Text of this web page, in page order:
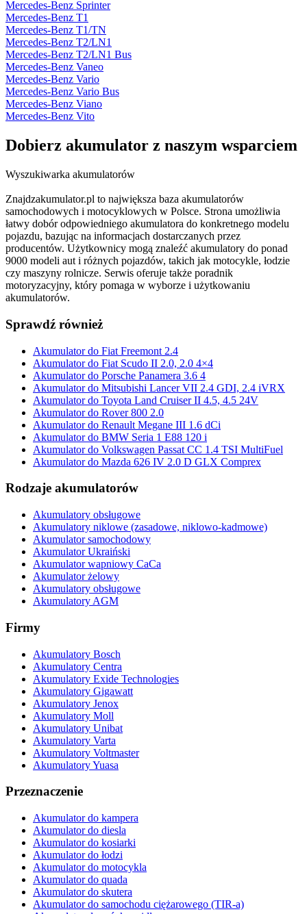
Mercedes-Benz Sprinter
Mercedes-Benz T1
Mercedes-Benz T1/TN
Mercedes-Benz T2/LN1
Mercedes-Benz T2/LN1 Bus
Mercedes-Benz Vaneo
Mercedes-Benz Vario
Mercedes-Benz Vario Bus
Mercedes-Benz Viano
Mercedes-Benz Vito
Dobierz akumulator z naszym wsparciem
Wyszukiwarka akumulatorów
Znajdzakumulator.pl to największa baza akumulatorów
samochodowych i motocyklowych w Polsce. Strona umożliwia
łatwy dobór odpowiedniego akumulatora do konkretnego modelu
pojazdu, bazując na informacjach dostarczanych przez
producentów. Użytkownicy mogą znaleźć akumulatory do ponad
9000 modeli aut i różnych pojazdów, takich jak motocykle, łodzie
czy maszyny rolnicze. Serwis oferuje także poradnik
motoryzacyjny, który pomaga w wyborze i użytkowaniu
akumulatorów.
Sprawdź również
Akumulator do Fiat Freemont 2.4
Akumulator do Fiat Scudo II 2.0, 2.0 4×4
Akumulator do Porsche Panamera 3.6 4
Akumulator do Mitsubishi Lancer VII 2.4 GDI, 2.4 iVRX
Akumulator do Toyota Land Cruiser II 4.5, 4.5 24V
Akumulator do Rover 800 2.0
Akumulator do Renault Megane III 1.6 dCi
Akumulator do BMW Seria 1 E88 120 i
Akumulator do Volkswagen Passat CC 1.4 TSI MultiFuel
Akumulator do Mazda 626 IV 2.0 D GLX Comprex
Rodzaje akumulatorów
Akumulatory obsługowe
Akumulatory niklowe (zasadowe, niklowo-kadmowe)
Akumulator samochodowy
Akumulator Ukraiński
Akumulator wapniowy CaCa
Akumulator żelowy
Akumulatory obsługowe
Akumulatory AGM
Firmy
Akumulatory Bosch
Akumulatory Centra
Akumulatory Exide Technologies
Akumulatory Gigawatt
Akumulatory Jenox
Akumulatory Moll
Akumulatory Unibat
Akumulatory Varta
Akumulatory Voltmaster
Akumulatory Yuasa
Przeznaczenie
Akumulator do kampera
Akumulator do diesla
Akumulator do kosiarki
Akumulator do łodzi
Akumulator do motocykla
Akumulator do quada
Akumulator do skutera
Akumulator do samochodu ciężarowego (TIR-a)